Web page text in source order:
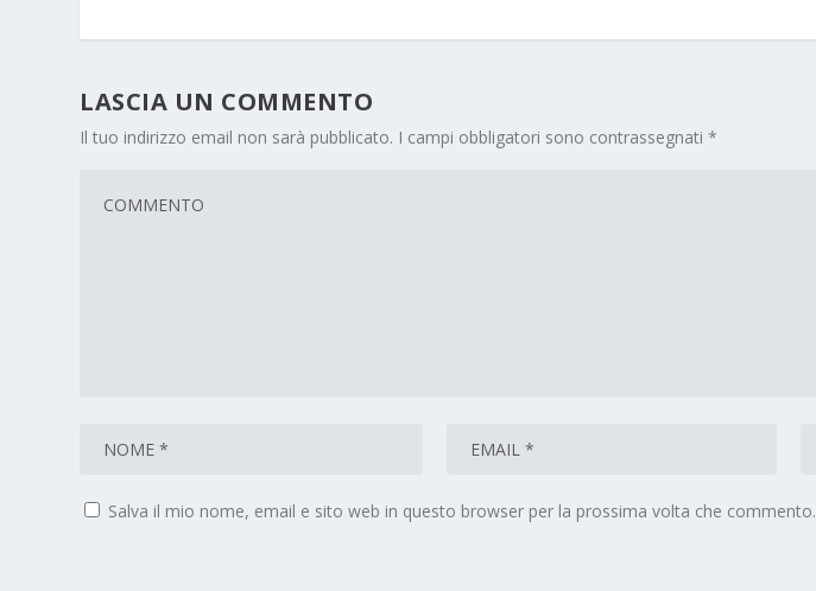
LASCIA UN COMMENTO
Il tuo indirizzo email non sarà pubblicato. I campi obbligatori sono contrassegnati*
Salva il mio nome, email e sito web in questo browser per la prossima volta che commento.